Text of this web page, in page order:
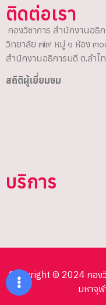
ติดต่อเรา
กองวิชาการ สำนักงานอธิ
วิทยาลัย ๗๙ หมู่ ๑ ห้อง ๓๐
สำนักงานอธิการบดี ต.ลำ
สถิติผู้เยี่ยมชม
บริการ
Copyright © 2024 กอง
มหาจุ